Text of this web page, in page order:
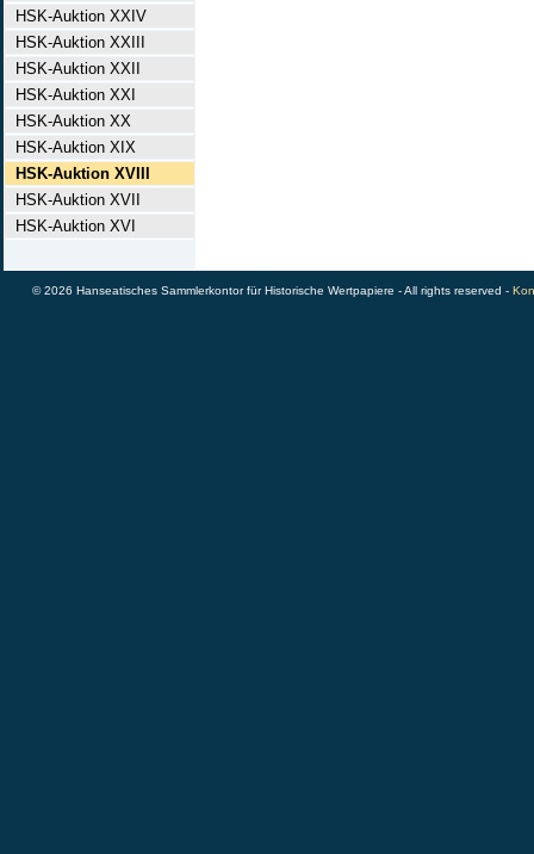
HSK-Auktion XXIV
HSK-Auktion XXIII
HSK-Auktion XXII
HSK-Auktion XXI
HSK-Auktion XX
HSK-Auktion XIX
HSK-Auktion XVIII
HSK-Auktion XVII
HSK-Auktion XVI
© 2026 Hanseatisches Sammlerkontor für Historische Wertpapiere - All rights reserved -